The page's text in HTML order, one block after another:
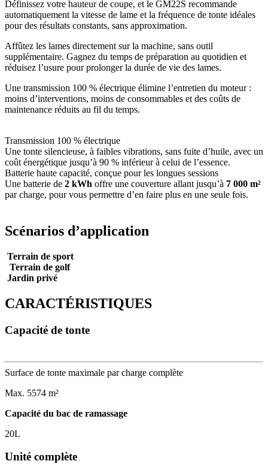
Définissez votre hauteur de coupe, et le GM22S recommande
automatiquement la vitesse de lame et la fréquence de tonte idéales
pour des résultats constants, sans approximation.
Affûtez les lames directement sur la machine, sans outil
supplémentaire. Gagnez du temps de préparation au quotidien et
réduisez l’usure pour prolonger la durée de vie des lames.
Une transmission 100 % électrique élimine l’entretien du moteur :
moins d’interventions, moins de consommables et des coûts de
maintenance réduits au fil du temps.
Transmission 100 % électrique
Une tonte silencieuse, à faibles vibrations, sans fuite d’huile, avec un
coût énergétique jusqu’à 90 % inférieur à celui de l’essence.
Batterie haute capacité, conçue pour les longues sessions
Une batterie de 2 kWh offre une couverture allant jusqu’à 7 000 m²
par charge, pour vous permettre d’en faire plus en une seule fois.
Scénarios d’application
Terrain de sport
Terrain de golf
Jardin privé
CARACTÉRISTIQUES
Capacité de tonte
Surface de tonte maximale par charge complète
Max. 5574 m²
Capacité du bac de ramassage
20L
Unité complète